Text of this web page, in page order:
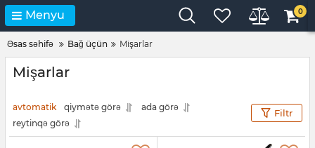
Menyu 0
Əsas səhifə Bağ üçün Mişarlar
Mişarlar
avtomatik qiymətə görə
ada görə
reytinqə görə
Filtr